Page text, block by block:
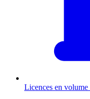
Licences en volume